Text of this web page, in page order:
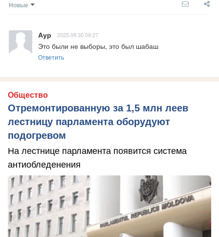
Новые
Аур 2025.09.30 09:27
Это были не выборы, это был шабаш
Ответить
Общество
Отремонтированную за 1,5 млн леев
лестницу парламента оборудуют
подогревом
На лестнице парламента появится система
антиобледенения